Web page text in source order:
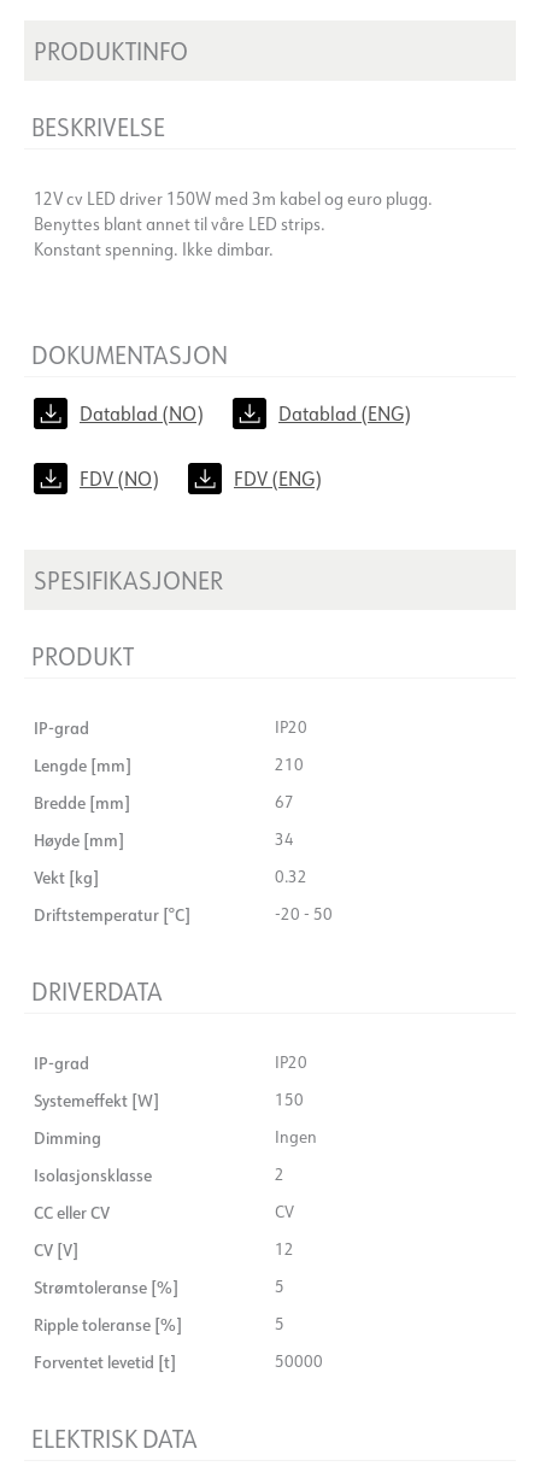
PRODUKTINFO
BESKRIVELSE
12V cv LED driver 150W med 3m kabel og euro plugg.
Benyttes blant annet til våre LED strips.
Konstant spenning. Ikke dimbar.
DOKUMENTASJON
Datablad (NO) Datablad (ENG)
FDV (NO) FDV (ENG)
SPESIFIKASJONER
PRODUKT
IP-grad IP20
Lengde [mm] 210
Bredde [mm] 67
Høyde [mm] 34
Vekt [kg] 0.32
Driftstemperatur [°C] -20 - 50
DRIVERDATA
IP-grad IP20
Systemeffekt [W] 150
Dimming Ingen
Isolasjonsklasse 2
CC eller CV CV
CV [V] 12
Strømtoleranse [%] 5
Ripple toleranse [%] 5
Forventet levetid [t] 50000
ELEKTRISK DATA